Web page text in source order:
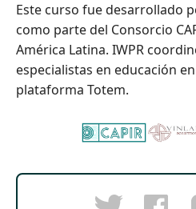
Este curso fue desarrollado
como parte del Consorcio
América Latina. IWPR
especialistas en educación
plataforma Totem.